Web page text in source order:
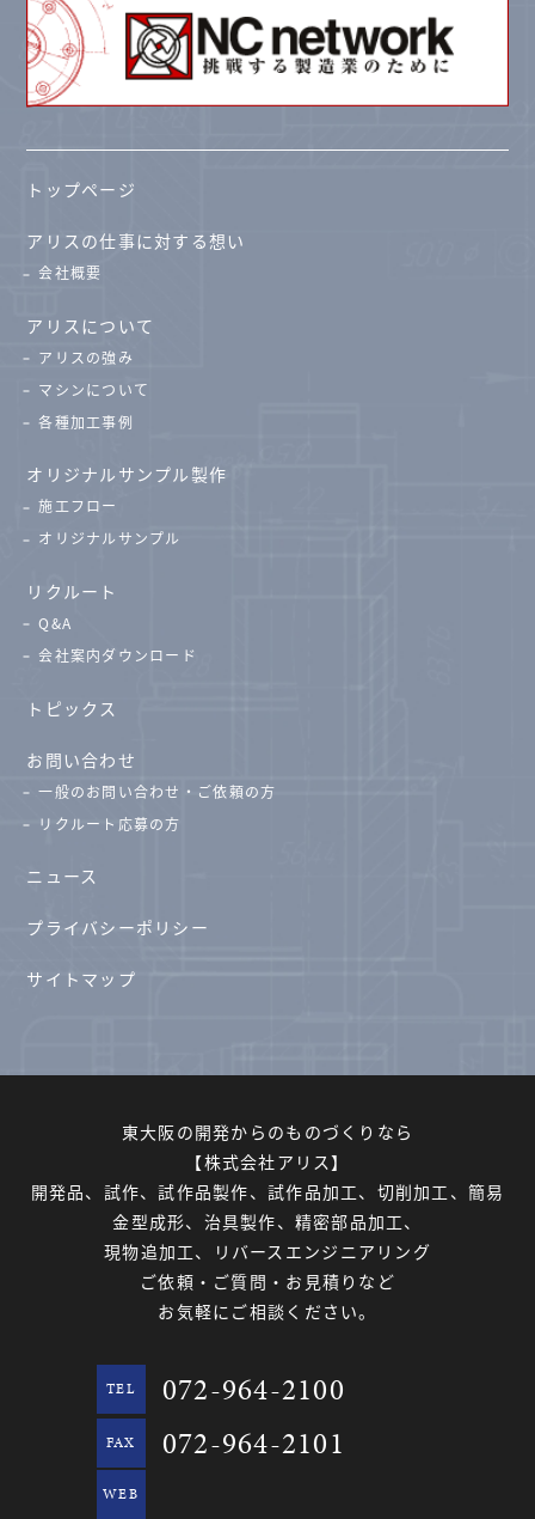
トップページ
アリスの仕事に対する想い
会社概要
アリスについて
アリスの強み
マシンについて
各種加工事例
オリジナルサンプル製作
施工フロー
オリジナルサンプル
リクルート
Q&A
会社案内ダウンロード
トピックス
お問い合わせ
一般のお問い合わせ・ご依頼の方
リクルート応募の方
ニュース
プライバシーポリシー
サイトマップ
東大阪の開発からのものづくりなら
【株式会社アリス】
開発品、試作、試作品製作、試作品加工、切削加工、簡易
金型成形、治具製作、精密部品加工、
現物追加工、リバースエンジニアリング
ご依頼・ご質問・お見積りなど
お気軽にご相談ください。
TEL 072-964-2100
FAX 072-964-2101
WEB